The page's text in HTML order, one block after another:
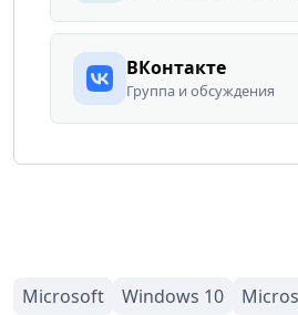
ВКонтакте
Группа и обсуждения